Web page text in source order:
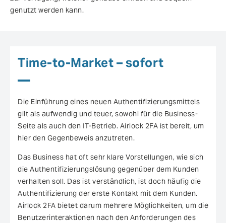
genutzt werden kann.
Time-to-Market – sofort
Die Einführung eines neuen Authentifizierungsmittels
gilt als aufwendig und teuer, sowohl für die Business-
Seite als auch den IT-Betrieb. Airlock 2FA ist bereit, um
hier den Gegenbeweis anzutreten.
Das Business hat oft sehr klare Vorstellungen, wie sich
die Authentifizierungslösung gegenüber dem Kunden
verhalten soll. Das ist verständlich, ist doch häufig die
Authentifizierung der erste Kontakt mit dem Kunden.
Airlock 2FA bietet darum mehrere Möglichkeiten, um die
Benutzerinteraktionen nach den Anforderungen des